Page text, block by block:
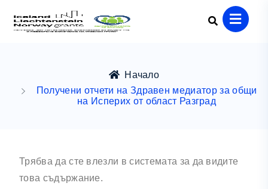
Начало
Получени отчети на Здравен медиатор за общи
на Исперих от област Разград
Трябва да сте влезли в системата за да видите
това съдържание.